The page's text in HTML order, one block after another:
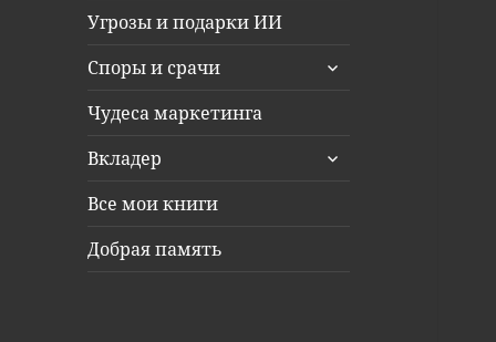
Угрозы и подарки ИИ
Споры и срачи
раскрыть
Чудеса маркетинга
Вкладер
раскрыть
Все мои книги
Добрая память